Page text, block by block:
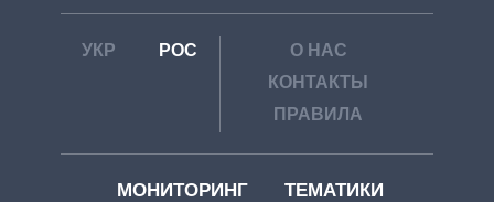
УКР РОС
О НАС
КОНТАКТЫ
ПРАВИЛА
МОНИТОРИНГ ТЕМАТИКИ